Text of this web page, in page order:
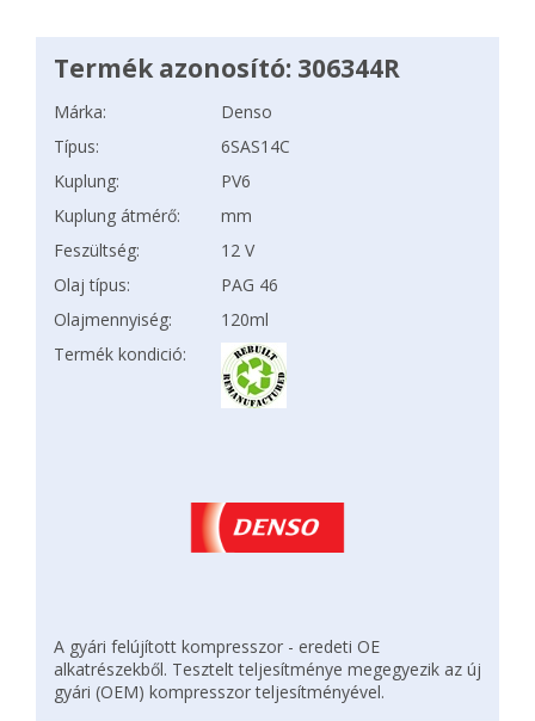
Termék azonosító: 306344R
Márka:
Denso
Típus:
6SAS14C
Kuplung:
PV6
Kuplung átmérő:
mm
Feszültség:
12 V
Olaj típus:
PAG 46
Olajmennyiség:
120ml
Termék kondició:
A gyári felújított kompresszor - eredeti OE
alkatrészekből. Tesztelt teljesítménye megegyezik az új
gyári (OEM) kompresszor teljesítményével.